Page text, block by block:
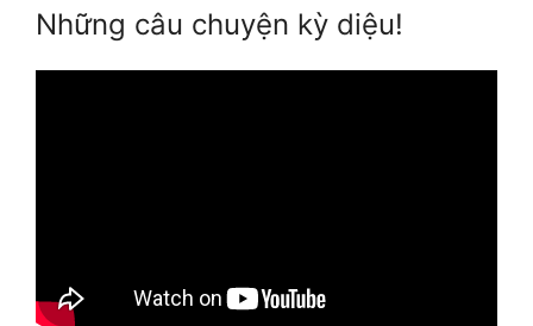
Những câu chuyện kỳ diệu!